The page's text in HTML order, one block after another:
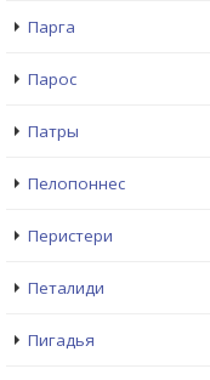
Парга
Парос
Патры
Пелопоннес
Перистери
Петалиди
Пигадья